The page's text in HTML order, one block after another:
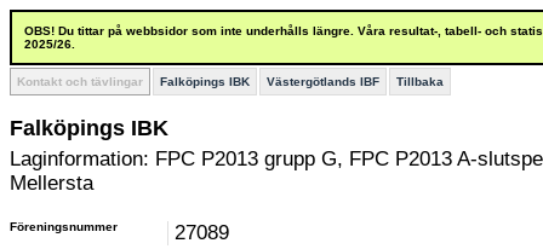
OBS! Du tittar på webbsidor som inte underhålls längre. Våra resultat-, tabell- och
2025/26.
Kontakt och tävlingar Falköpings IBK Västergötlands IBF Tillbaka
Falköpings IBK
Laginformation: FPC P2013 grupp G, FPC P2013 A-
Mellersta
Föreningsnummer 27089